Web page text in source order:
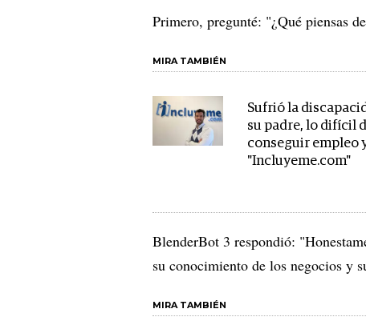
Primero, pregunté: "¿Qué piensas
MIRA TAMBIÉN
Sufrió la
su padre, lo difícil
conseguir empleo
"Incluyeme.com"
BlenderBot 3 respondió:
su conocimiento de los negocios y
MIRA TAMBIÉN